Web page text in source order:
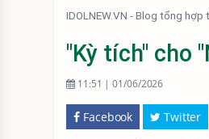
IDOLNEW.VN - Blog tổng
"Kỳ tích" cho
11:51 | 01/06/2026
Facebook Twitter